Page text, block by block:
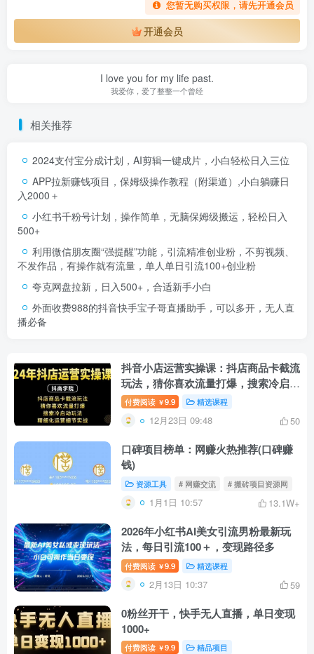
您暂无购买权限，请先开通会员
开通会员
I love you for my life past.
我爱你，爱了整整一个曾经
相关推荐
2024支付宝分成计划，AI剪辑一键成片，小白轻松日入三位
APP拉新赚钱项目，保姆级操作教程（附渠道）,小白躺赚日
入2000＋
小红书千粉号计划，操作简单，无脑保姆级搬运，轻松日入
500+
利用微信朋友圈“强提醒”功能，引流精准创业粉，不剪视频、
不发作品，有操作就有流量，单人单日引流100+创业粉
夸克网盘拉新，日入500+，合适新手小白
外面收费988的抖音快手宝子哥直播助手，可以多开，无人直
播必备
抖音小店运营实操课：抖店商品卡截流
玩法，猜你喜欢流量打爆，搜索冷启动
玩法，精细化运营细节实战
付费阅读 ￥9.9 精选课程
12月23日 09:48 50
口碑项目榜单：网赚火热推荐(口碑赚
钱)
资源工具 # 网赚交流 # 搬砖项目资源网
1月1日 10:57 13.1W+
2026年小红书AI美女引流男粉最新玩
法，每日引流100＋，变现路径多
付费阅读 ￥9.9 精选课程
2月13日 10:37 59
0粉丝开干，快手无人直播，单日变现
1000+
付费阅读 ￥9.9 精品项目